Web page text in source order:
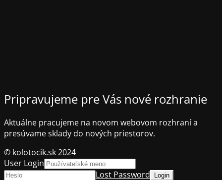
Pripravujeme pre Vás nové rozhranie
Aktuálne pracujeme na novom webovom rozhraní a
presúvame sklady do nových priestorov.
© kolotocik.sk 2024
User Login
Lost Password